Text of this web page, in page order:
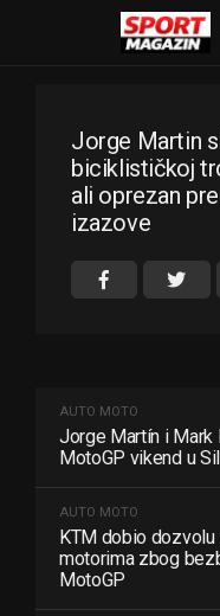
Jorge Martin
biciklističkoj
ali oprezan
izazove
AUTO MOTO
Jorge Martín i Mark
MotoGP vikend u
AUTO MOTO
KTM dobio dozvolu
motorima zbog
MotoGP